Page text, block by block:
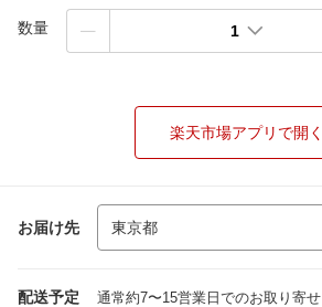
数量 1
楽天市場アプリで開く
お届け先
配送予定 通常約7〜15営業日でのお取り寄せ